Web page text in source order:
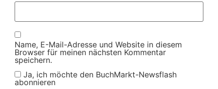
Name, E-Mail-Adresse und Website in diesem
Browser für meinen nächsten Kommentar
speichern.
Ja, ich möchte den BuchMarkt-Newsflash
abonnieren